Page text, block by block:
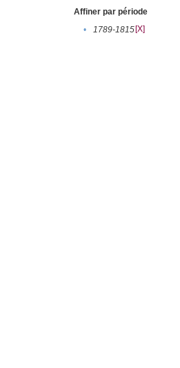
Affiner par période
•
1789-1815[X]